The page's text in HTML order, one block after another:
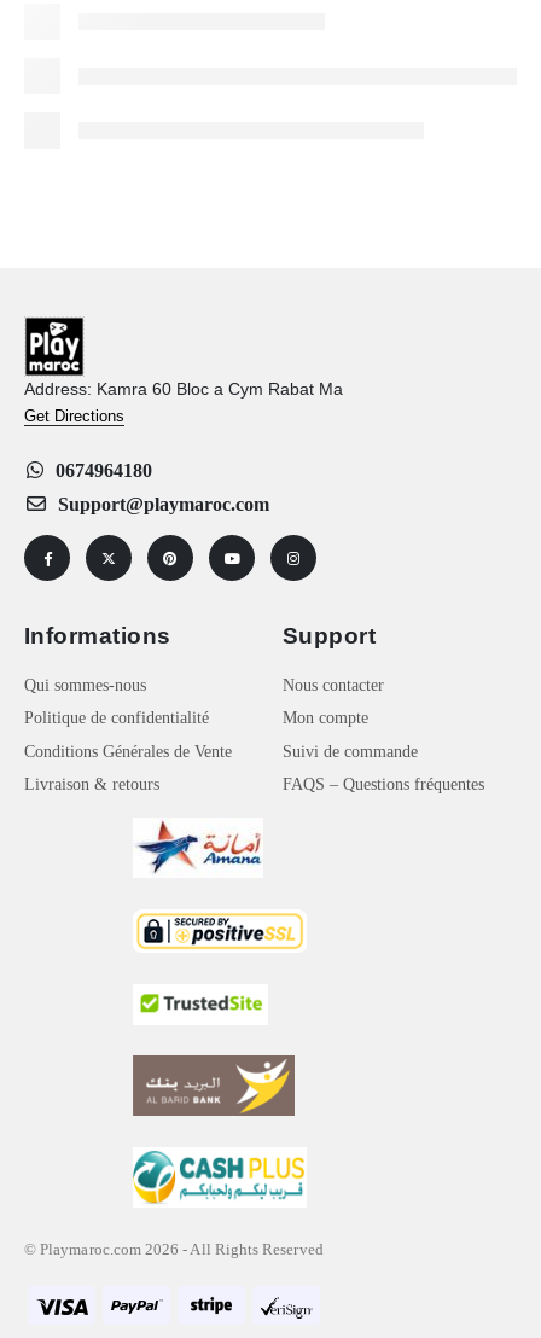
Address: Kamra 60 Bloc a Cym Rabat Ma
Get Directions
0674964180
Support@playmaroc.com
Informations
Qui sommes-nous
Politique de confidentialité
Conditions Générales de Vente
Livraison & retours
Support
Nous contacter
Mon compte
Suivi de commande
FAQS – Questions fréquentes
© Playmaroc.com 2026 - All Rights Reserved